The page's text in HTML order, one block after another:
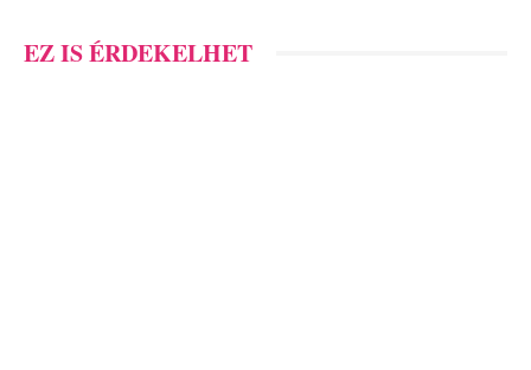
EZ IS ÉRDEKELHET